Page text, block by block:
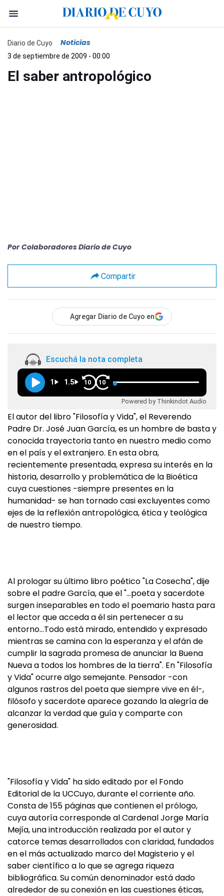
Diario de Cuyo Noticias
3 de septiembre de 2009 - 00:00
El saber antropológico
Por Colaboradores Diario de Cuyo
Compartir
Agregar Diario de Cuyo en
Escuchá la nota completa
1 1.5 10 10
Powered by Thinkindot Audio
El autor del libro "Filosofía y Vida", el Reverendo
Padre Dr. José Juan García, es un hombre de basta y
conocida trayectoria tanto en nuestro medio como
en el país y el extranjero. En esta obra,
recientemente presentada, expresa su interés en la
historia, desarrollo y problemática de la Bioética
cuya cuestiones -siempre presentes en la
humanidad- se han tornado casi excluyentes como
ejes de la reflexión antropológica, ética y teológica
de nuestro tiempo.
Al prologar su último libro poético "La Cosecha", dije
sobre el padre García, que el "…poeta y sacerdote
surgen inseparables en todo el poemario hasta para
el lector que acceda a él sin pertenecer a su
entorno…Todo está mirado, entendido y expresado
mientras se camina con la esperanza y el afán de
cumplir la sagrada promesa de anunciar la Buena
Nueva a todos los hombres de la tierra". En "Filosofía
y Vida" ocurre algo semejante. Pensador -con
algunos rastros del poeta que siempre vive en él-,
filósofo y sacerdote aparece gozando la alegría de
alcanzar la verdad que guía y comparte con
generosidad.
"Filosofía y Vida" ha sido editado por el Fondo
Editorial de la UCCuyo, durante el corriente año.
Consta de 155 páginas que contienen el prólogo,
cuya autoría corresponde al Cardenal Jorge María
Mejía, una introducción realizada por el autor y
catorce temas desarrollados con claridad, fundados
en el más actualizado marco del Magisterio y el
saber científico a lo que se agrega riqueza
bibliográfica. Su común denominador está dado
alrededor de su conexión en las cuestiones éticas,